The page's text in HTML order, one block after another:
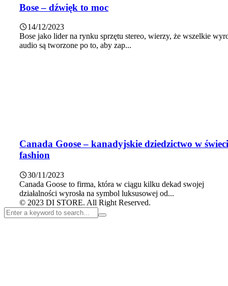
Bose – dźwięk to moc
14/12/2023
Bose jako lider na rynku sprzętu stereo, wierzy, że wszelkie
audio są tworzone po to, aby zap...
Canada Goose – kanadyjskie dziedzictwo w
fashion
30/11/2023
Canada Goose to firma, która w ciągu kilku dekad swojej
działalności wyrosła na symbol luksusowej od...
© 2023 DI STORE. All Right Reserved.